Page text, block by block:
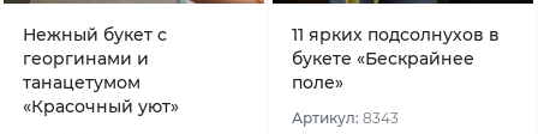
Нежный букет с
георгинами и
танацетумом
«Красочный уют»
11 ярких подсолнухов в
букете «Бескрайнее
поле»
Артикул: 8343